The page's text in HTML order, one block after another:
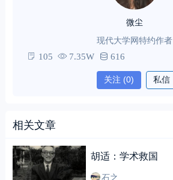
微尘
现代大学网特约作者
105 7.35W 616
关注 (0) 私信
相关文章
胡适：学术救国
石之